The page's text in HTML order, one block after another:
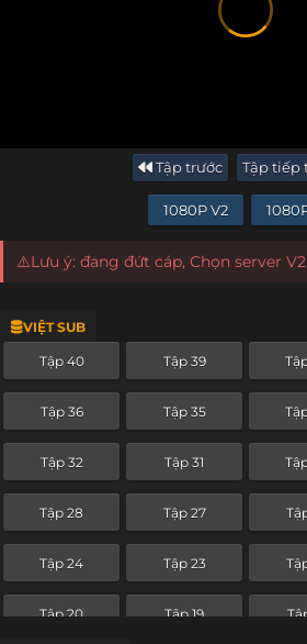
Tập trước Tập tiếp
1080P V2
⚠️Lưu ý: đang đứt cáp, Chọn server
VIỆT SUB
Tập 40 Tập 39
Tập 36 Tập 35
Tập 32 Tập 31
Tập 28 Tập 27
Tập 24 Tập 23
Tập 20 Tập 19